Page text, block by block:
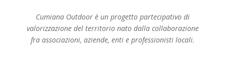
Cumiana Outdoor è un progetto partecipativo di
valorizzazione del territorio nato dalla collaborazione
fra associazioni, aziende, enti e professionisti locali.